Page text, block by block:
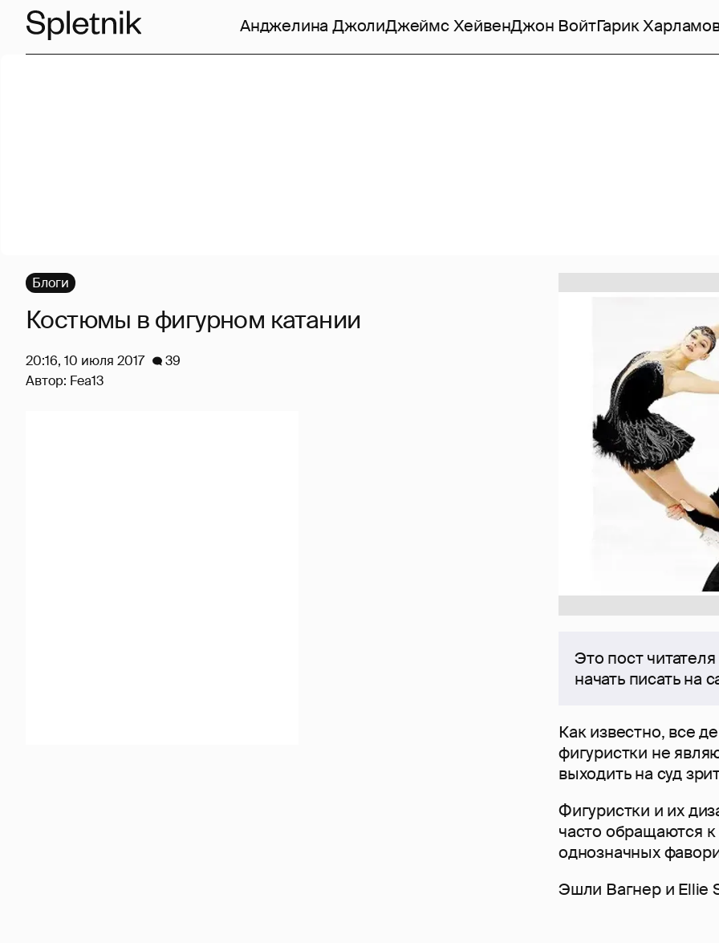
Анджелина ДжолиДжеймс ХейвенДжон ВойтГарик
Это пост
начать писать на
Как известно, все
фигуристки не
выходить на суд
Фигуристки и их
часто обращаются
однозначных
Эшли Вагнер и Ellie
Блоги
Костюмы в фигурном катании
20:16, 10 июля 2017
39
Автор: Fea13